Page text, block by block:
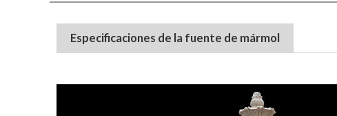
Especificaciones de la fuente de mármol